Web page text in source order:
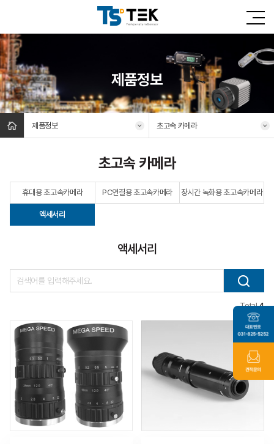
제품정보
제품정보 초고속 카메라
초고속 카메라
휴대용 초고속카메라 PC연결용 초고속카메라 장시간 녹화용 초고속카메라
액세서리
액세서리
Total4